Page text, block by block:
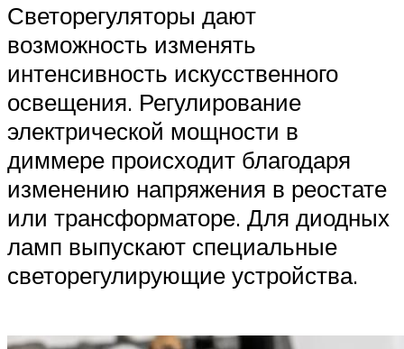
Светорегуляторы дают
возможность изменять
интенсивность искусственного
освещения. Регулирование
электрической мощности в
диммере происходит благодаря
изменению напряжения в реостате
или трансформаторе. Для диодных
ламп выпускают специальные
светорегулирующие устройства.